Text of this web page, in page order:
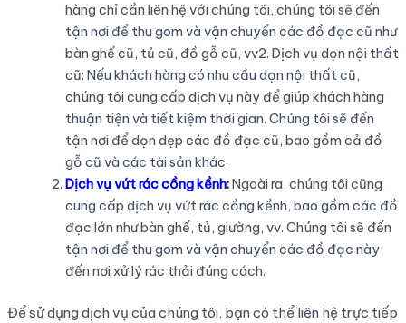
hàng chỉ cần liên hệ với chúng tôi, chúng tôi sẽ đến
tận nơi để thu gom và vận chuyển các đồ đạc cũ như
bàn ghế cũ, tủ cũ, đồ gỗ cũ, vv2. Dịch vụ dọn nội thất
cũ: Nếu khách hàng có nhu cầu dọn nội thất cũ,
chúng tôi cung cấp dịch vụ này để giúp khách hàng
thuận tiện và tiết kiệm thời gian. Chúng tôi sẽ đến
tận nơi để dọn dẹp các đồ đạc cũ, bao gồm cả đồ
gỗ cũ và các tài sản khác.
Dịch vụ vứt rác cồng kềnh:Ngoài ra, chúng tôi cũng
cung cấp dịch vụ vứt rác cồng kềnh, bao gồm các đồ
đạc lớn như bàn ghế, tủ, giường, vv. Chúng tôi sẽ đến
tận nơi để thu gom và vận chuyển các đồ đạc này
đến nơi xử lý rác thải đúng cách.
Để sử dụng dịch vụ của chúng tôi, bạn có thể liên hệ trực tiếp